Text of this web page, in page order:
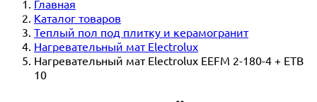
Главная
Каталог товаров
Теплый пол под плитку и керамогранит
Нагревательный мат Electrolux
Нагревательный мат Electrolux EEFM 2-180-4 + ETB
10